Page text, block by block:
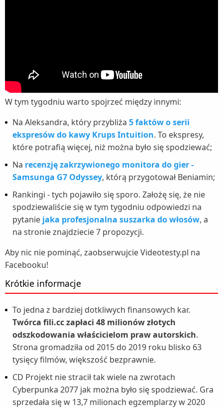
W tym tygodniu warto spojrzeć między innymi:
Na Aleksandra, który przybliża 5 faktów o serii
ekspresów do kawy Krups Intuition. To ekspresy,
które potrafią więcej, niż można było się spodziewać;
Na recenzję zakrzywionego monitora do gier -
Samsunga G7 Odyssey, którą przygotował Beniamin;
Rankingi - tych pojawiło się sporo. Założę się, że nie
spodziewaliście się w tym tygodniu odpowiedzi na
pytanie jaka profesjonalna suszarka do włosów, a
na stronie znajdziecie 7 propozycji.
Aby nic nie pominąć, zaobserwujcie Videotesty.pl na
Facebooku!
Krótkie informacje
To jedna z bardziej dotkliwych finansowych kar.
Twórca fili.cc zapłaci 48 milionów złotych
odszkodowania właścicielom praw autorskich.
Strona gromadziła od 2015 do 2019 roku blisko 63
tysięcy filmów, większość bezprawnie.
CD Projekt nie stracił tak wiele na zwrotach
Cyberpunka 2077 jak można było się spodziewać. Gra
sprzedała się w 13,7 milionach egzemplarzy w 2020